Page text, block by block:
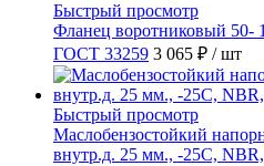
Быстрый просмотр
Фланец воротниковый
ГОСТ 33259 3 065 ₽ / шт
Быстрый просмотр
Маслобензостойкий
внутр.д. 25 мм., -25C,